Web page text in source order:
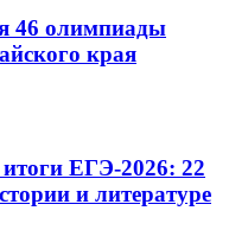
46 олимпиады
края
ЕГЭ-2026: 22
и литературе